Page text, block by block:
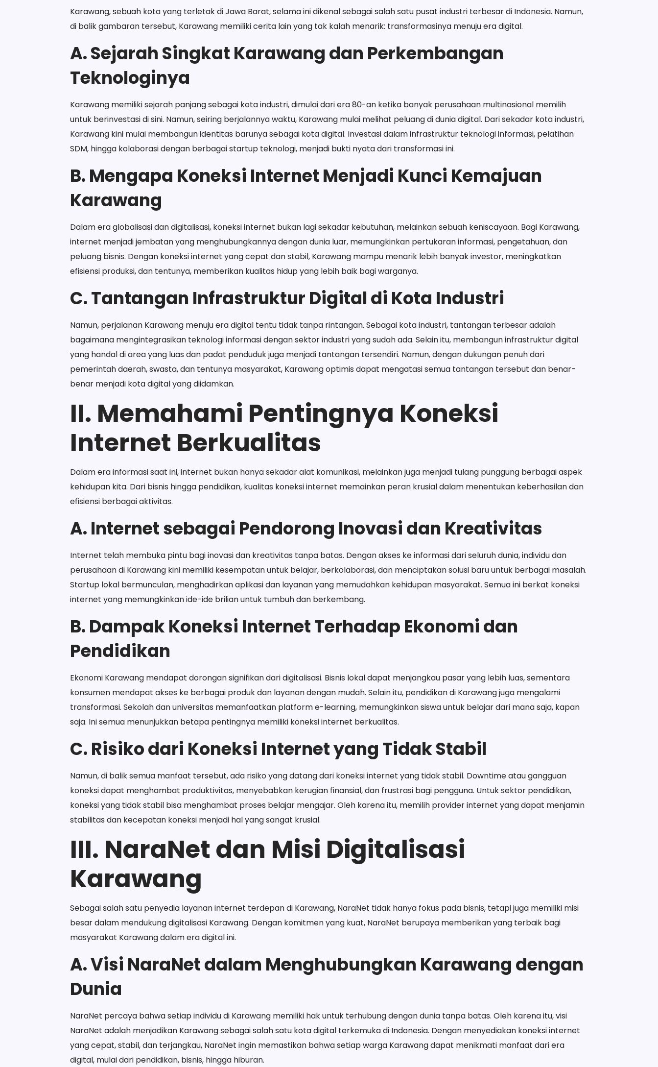
Karawang, sebuah kota yang terletak di Jawa Barat, selama ini dikenal sebagai salah satu pusat industri terbesar di Indonesia. Namun,
di balik gambaran tersebut, Karawang memiliki cerita lain yang tak kalah menarik: transformasinya menuju era digital.
A. Sejarah Singkat Karawang dan Perkembangan
Teknologinya
Karawang memiliki sejarah panjang sebagai kota industri, dimulai dari era 80-an ketika banyak perusahaan multinasional memilih
untuk berinvestasi di sini. Namun, seiring berjalannya waktu, Karawang mulai melihat peluang di dunia digital. Dari sekadar kota industri,
Karawang kini mulai membangun identitas barunya sebagai kota digital. Investasi dalam infrastruktur teknologi informasi, pelatihan
SDM, hingga kolaborasi dengan berbagai startup teknologi, menjadi bukti nyata dari transformasi ini.
B. Mengapa Koneksi Internet Menjadi Kunci Kemajuan
Karawang
Dalam era globalisasi dan digitalisasi, koneksi internet bukan lagi sekadar kebutuhan, melainkan sebuah keniscayaan. Bagi Karawang,
internet menjadi jembatan yang menghubungkannya dengan dunia luar, memungkinkan pertukaran informasi, pengetahuan, dan
peluang bisnis. Dengan koneksi internet yang cepat dan stabil, Karawang mampu menarik lebih banyak investor, meningkatkan
efisiensi produksi, dan tentunya, memberikan kualitas hidup yang lebih baik bagi warganya.
C. Tantangan Infrastruktur Digital di Kota Industri
Namun, perjalanan Karawang menuju era digital tentu tidak tanpa rintangan. Sebagai kota industri, tantangan terbesar adalah
bagaimana mengintegrasikan teknologi informasi dengan sektor industri yang sudah ada. Selain itu, membangun infrastruktur digital
yang handal di area yang luas dan padat penduduk juga menjadi tantangan tersendiri. Namun, dengan dukungan penuh dari
pemerintah daerah, swasta, dan tentunya masyarakat, Karawang optimis dapat mengatasi semua tantangan tersebut dan benar-
benar menjadi kota digital yang diidamkan.
II. Memahami Pentingnya Koneksi
Internet Berkualitas
Dalam era informasi saat ini, internet bukan hanya sekadar alat komunikasi, melainkan juga menjadi tulang punggung berbagai aspek
kehidupan kita. Dari bisnis hingga pendidikan, kualitas koneksi internet memainkan peran krusial dalam menentukan keberhasilan dan
efisiensi berbagai aktivitas.
A. Internet sebagai Pendorong Inovasi dan Kreativitas
Internet telah membuka pintu bagi inovasi dan kreativitas tanpa batas. Dengan akses ke informasi dari seluruh dunia, individu dan
perusahaan di Karawang kini memiliki kesempatan untuk belajar, berkolaborasi, dan menciptakan solusi baru untuk berbagai masalah.
Startup lokal bermunculan, menghadirkan aplikasi dan layanan yang memudahkan kehidupan masyarakat. Semua ini berkat koneksi
internet yang memungkinkan ide-ide brilian untuk tumbuh dan berkembang.
B. Dampak Koneksi Internet Terhadap Ekonomi dan
Pendidikan
Ekonomi Karawang mendapat dorongan signifikan dari digitalisasi. Bisnis lokal dapat menjangkau pasar yang lebih luas, sementara
konsumen mendapat akses ke berbagai produk dan layanan dengan mudah. Selain itu, pendidikan di Karawang juga mengalami
transformasi. Sekolah dan universitas memanfaatkan platform e-learning, memungkinkan siswa untuk belajar dari mana saja, kapan
saja. Ini semua menunjukkan betapa pentingnya memiliki koneksi internet berkualitas.
C. Risiko dari Koneksi Internet yang Tidak Stabil
Namun, di balik semua manfaat tersebut, ada risiko yang datang dari koneksi internet yang tidak stabil. Downtime atau gangguan
koneksi dapat menghambat produktivitas, menyebabkan kerugian finansial, dan frustrasi bagi pengguna. Untuk sektor pendidikan,
koneksi yang tidak stabil bisa menghambat proses belajar mengajar. Oleh karena itu, memilih provider internet yang dapat menjamin
stabilitas dan kecepatan koneksi menjadi hal yang sangat krusial.
III. NaraNet dan Misi Digitalisasi
Karawang
Sebagai salah satu penyedia layanan internet terdepan di Karawang, NaraNet tidak hanya fokus pada bisnis, tetapi juga memiliki misi
besar dalam mendukung digitalisasi Karawang. Dengan komitmen yang kuat, NaraNet berupaya memberikan yang terbaik bagi
masyarakat Karawang dalam era digital ini.
A. Visi NaraNet dalam Menghubungkan Karawang dengan
Dunia
NaraNet percaya bahwa setiap individu di Karawang memiliki hak untuk terhubung dengan dunia tanpa batas. Oleh karena itu, visi
NaraNet adalah menjadikan Karawang sebagai salah satu kota digital terkemuka di Indonesia. Dengan menyediakan koneksi internet
yang cepat, stabil, dan terjangkau, NaraNet ingin memastikan bahwa setiap warga Karawang dapat menikmati manfaat dari era
digital, mulai dari pendidikan, bisnis, hingga hiburan.